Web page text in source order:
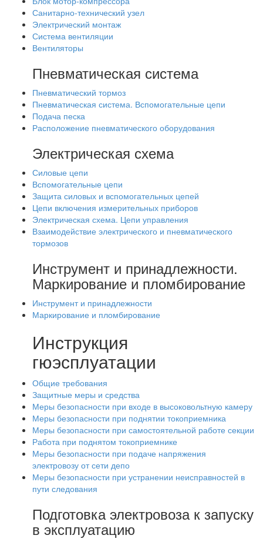
Санитарно-технический узел
Электрический монтаж
Система вентиляции
Вентиляторы
Пневматическая система
Пневматический тормоз
Пневматическая система. Вспомогательные цепи
Подача песка
Расположение пневматического оборудования
Электрическая схема
Силовые цепи
Вспомогательные цепи
Защита силовых и вспомогательных цепей
Цепи включения измерительных приборов
Электрическая схема. Цепи управления
Взаимодействие электрического и пневматического
тормозов
Инструмент и принадлежности.
Маркирование и пломбирование
Инструмент и принадлежности
Маркирование и пломбирование
Инструкция
гюэсплуатации
Общие требования
Защитные меры и средства
Меры безопасности при входе в высоковольтную камеру
Меры безопасности при поднятии токоприемника
Меры безопасности при самостоятельной работе секции
Работа при поднятом токоприемнике
Меры безопасности при подаче напряжения
электровозу от сети депо
Меры безопасности при устранении неисправностей в
пути следования
Подготовка электровоза к запуску
в эксплуатацию